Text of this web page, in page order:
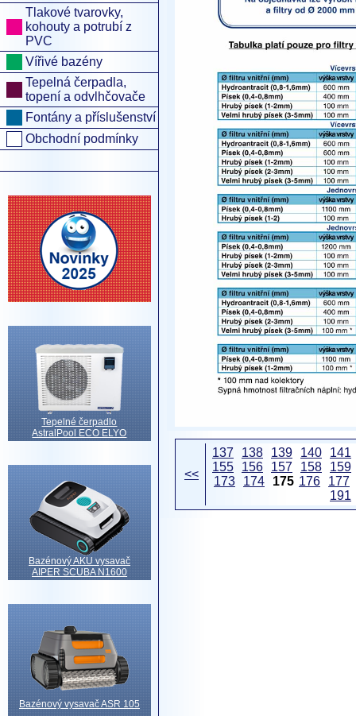
Tlakové tvarovky,
kohouty a potrubí z
PVC
Vířivé bazény
Tepelná čerpadla,
topení a odvlhčovače
Fontány a příslušenství
Obchodní podmínky
Tepelné čerpadlo
AstralPool ECO ELYO
Bazénový AKU vysavač
AIPER SCUBA N1600
Bazénový vysavač ASR 105
<<
137 138 139 140
141
155
156 157 158
159
173
174 175 176
177
191